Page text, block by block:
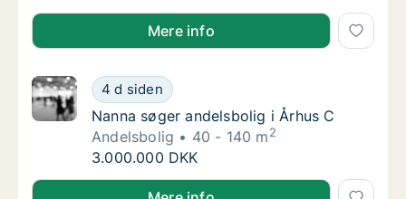
Helen søger andelsbolig i Sindal eller Ålbæk
Mere info
Nanna søger andelsbolig i Århus C
4 d siden
Nanna søger andelsbolig i Århus C
Nanna søger andelsbolig i Århus C
Andelsbolig
40 - 140 m2
Nanna søger andelsbolig i Århus C
3.000.000 DKK
Nanna søger andelsbolig i Århus C